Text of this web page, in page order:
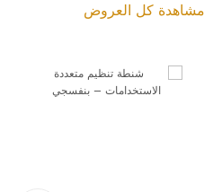
مشاهدة كل العروض